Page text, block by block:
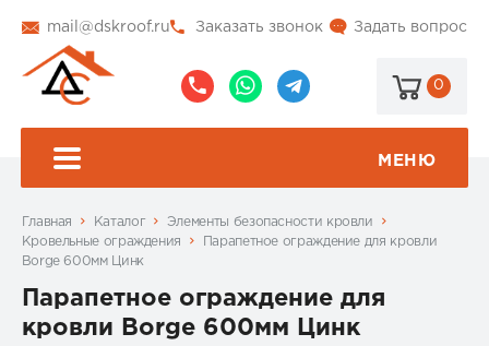
mail@dskroof.ru Задать вопрос
Заказать звонок
0
МЕНЮ
Главная Каталог
Элементы безопасности кровли
Кровельные ограждения
Парапетное ограждение для кровли
Borge 600мм Цинк
Парапетное ограждение для
кровли Borge 600мм Цинк